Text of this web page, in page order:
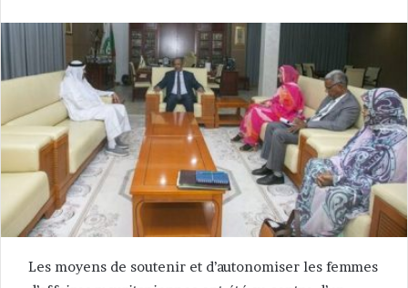
Les moyens de soutenir et d’autonomiser les femmes